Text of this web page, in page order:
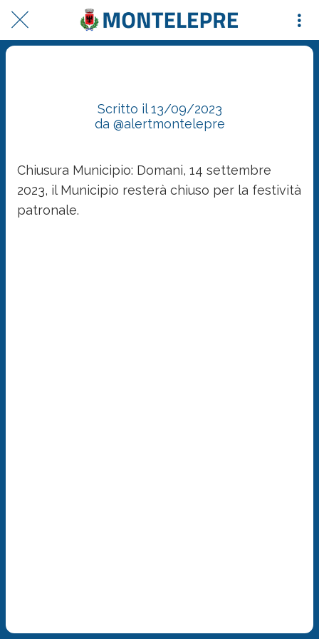
Scritto il 13/09/2023
da @alertmontelepre
Chiusura Municipio: Domani, 14 settembre
2023, il Municipio resterà chiuso per la festività
patronale.